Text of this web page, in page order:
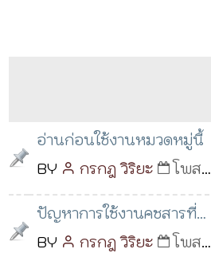
อ่านก่อนใช้งานหมวดหมู่นี้
BY
กรกฎ วิริยะ
โพสต์
เมื่อ 05 พ.ค. 2559 เวลา
16:16 น.
ปัญหาการใช้งานคชสารที่
พบบ่อย
BY กรกฎ วิริยะ
โพสต์